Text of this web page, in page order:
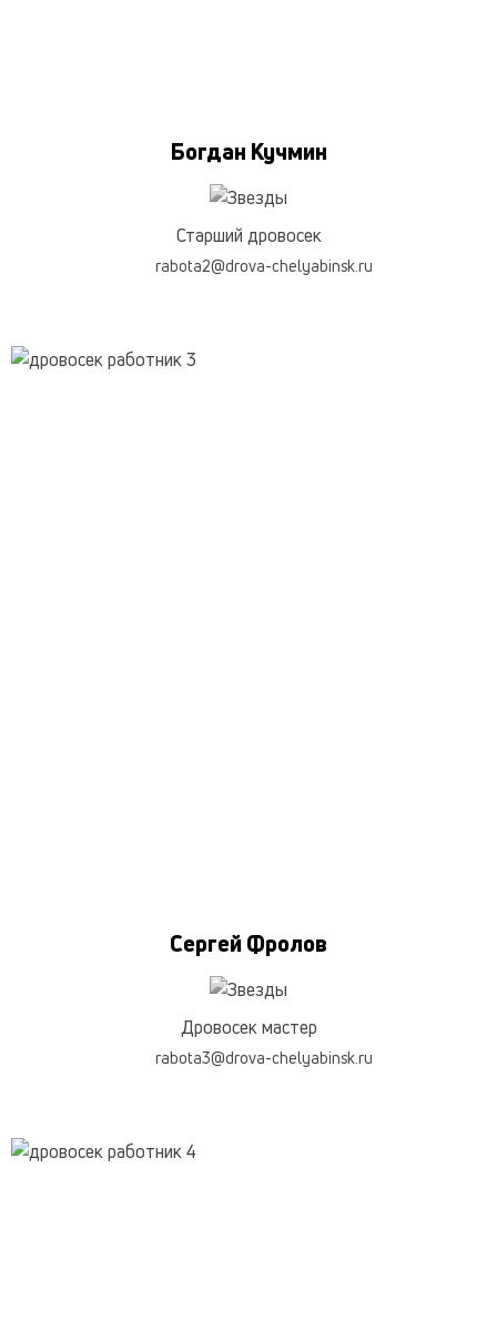
Богдан Кучмин
Старший дровосек
rabota2@drova-chelyabinsk.ru
Сергей Фролов
Дровосек мастер
rabota3@drova-chelyabinsk.ru